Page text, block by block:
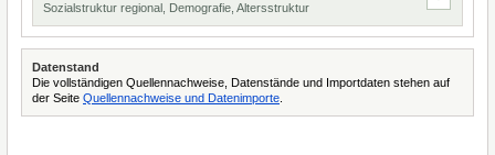
Sozialstruktur regional, Demografie, Altersstruktur
Datenstand
Die vollständigen Quellennachweise, Datenstände und Importdaten stehen auf
der Seite Quellennachweise und Datenimporte